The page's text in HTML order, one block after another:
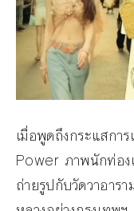
เมื่อพูดถึงกระแสกา
Power ภาพนักท่อง
ถ่ายรูปกับวัดวาอาร